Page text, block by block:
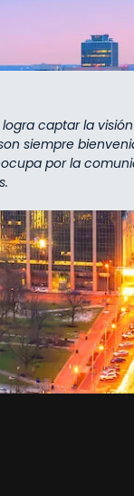
captar la
siempre
por la